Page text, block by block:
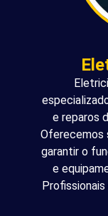
e reparos
Oferecemos
garantir o
e